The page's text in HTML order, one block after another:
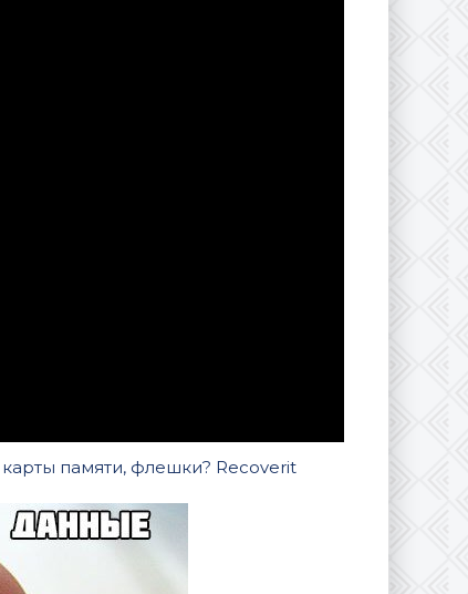
памяти, флешки? Recoverit